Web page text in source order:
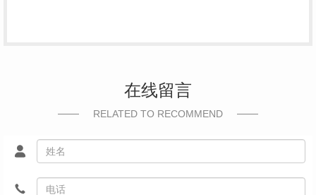
在线留言
RELATED TO RECOMMEND